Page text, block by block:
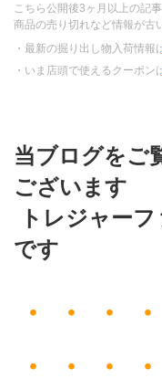
こちら公開後3ヶ月以上の記事
商品の売り切れなど情報が古
・最新の掘り出し物入荷情報
・いま店頭で使えるクーポン
当ブログをご
ございます
です
・・・
・・・・